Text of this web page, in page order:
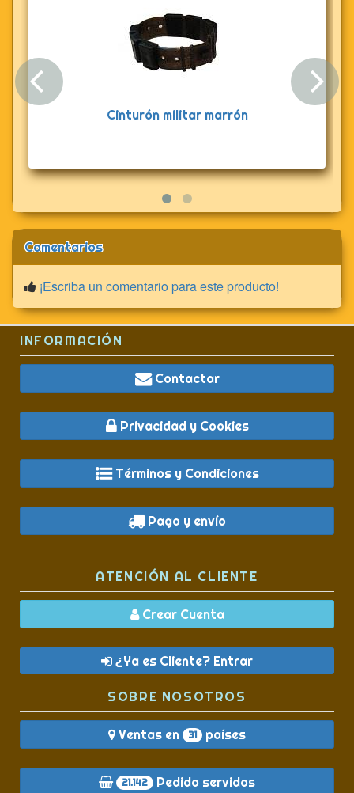
Cinturón militar marrón
Anterior
Comentarios
¡Escriba un comentario para este producto!
INFORMACIÓN
Contactar
Privacidad y Cookies
Términos y Condiciones
Pago y envío
ATENCIÓN AL CLIENTE
Crear Cuenta
¿Ya es Cliente? Entrar
SOBRE NOSOTROS
Ventas en 31 países
21.142 Pedido servidos